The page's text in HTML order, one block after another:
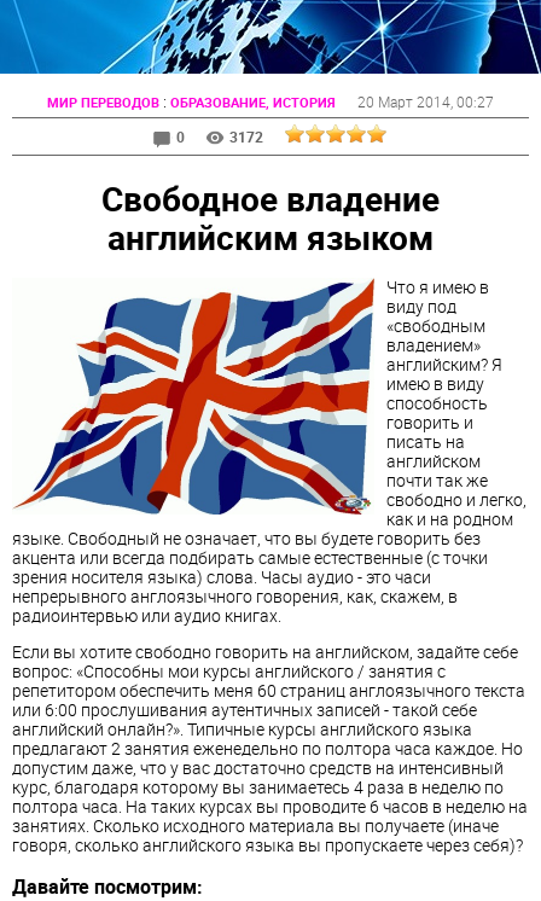
МИР ПЕРЕВОДОВ : ОБРАЗОВАНИЕ, ИСТОРИЯ 20 Март 2014 , 00:27
0
3172
Свободное владение
английским языком
Что я имею в
виду под
«свободным
владением»
английским? Я
имею в виду
способность
говорить и
писать на
английском
почти так же
свободно и легко,
как и на родном
языке. Свободный не означает, что вы будете говорить без
акцента или всегда подбирать самые естественные (с точки
зрения носителя языка) слова. Часы аудио - это часи
непрерывного англоязычного говорения, как, скажем, в
радиоинтервью или аудио книгах.
Если вы хотите свободно говорить на английском, задайте себе
вопрос: «Способны мои курсы английского / занятия с
репетитором обеспечить меня 60 страниц англоязычного текста
или 6:00 прослушивания аутентичных записей - такой себе
английский онлайн?». Типичные курсы английского языка
предлагают 2 занятия еженедельно по полтора часа каждое. Но
допустим даже, что у вас достаточно средств на интенсивный
курс, благодаря которому вы занимаетесь 4 раза в неделю по
полтора часа. На таких курсах вы проводите 6 часов в неделю на
занятиях. Сколько исходного материала вы получаете (иначе
говоря, сколько английского языка вы пропускаете через себя)?
Давайте посмотрим: